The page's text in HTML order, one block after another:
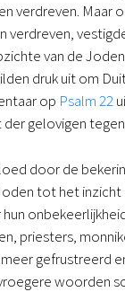
verdreven. Maar
verdreven,
van de
druk uit om
op Psalm 22
gelovigen
door de
tot het
priesters,
gefrustreerd
woorden